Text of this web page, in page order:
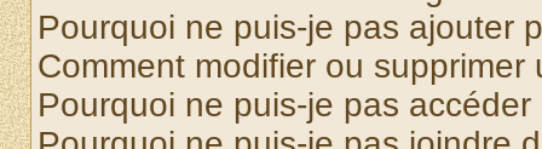
Pourquoi ne puis-je pas ajouter
Comment modifier ou supprimer
Pourquoi ne puis-je pas